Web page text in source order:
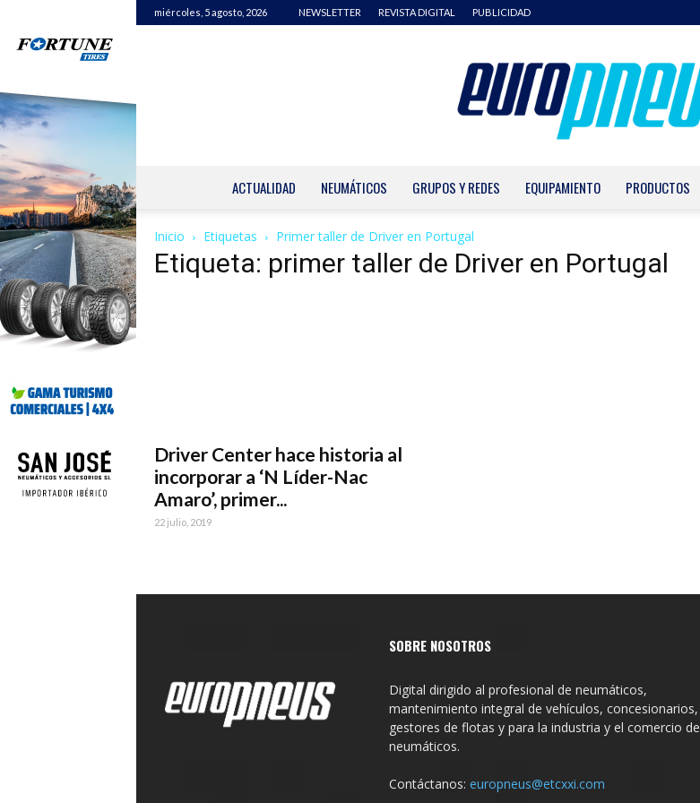
miércoles, 5 agosto, 2026 NEWSLETTER REVISTA DIGITAL PUBLICIDAD
ACTUALIDAD NEUMÁTICOS GRUPOS Y REDES EQUIPAMIENTO PRODUCTOS
Inicio Etiquetas Primer taller de Driver en Portugal
Etiqueta: primer taller de Driver en Portugal
Driver Center hace historia al
incorporar a ‘N Líder-Nac
Amaro’, primer...
22 julio, 2019
SOBRE NOSOTROS
Digital dirigido al profesional de neumáticos,
mantenimiento integral de vehículos, concesionarios,
gestores de flotas y para la industria y el comercio de
neumáticos.
Contáctanos: europneus@etcxxi.com